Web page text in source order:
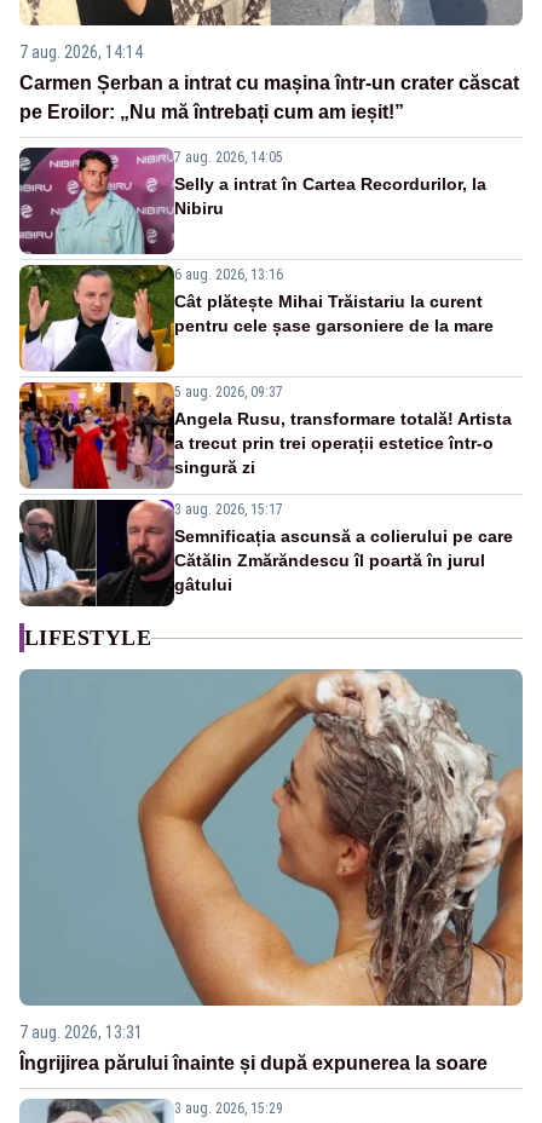
7 aug. 2026, 14:14
Carmen Șerban a intrat cu mașina într-un crater căscat
pe Eroilor: „Nu mă întrebați cum am ieșit!”
7 aug. 2026, 14:05
Selly a intrat în Cartea Recordurilor, la
Nibiru
6 aug. 2026, 13:16
Cât plătește Mihai Trăistariu la curent
pentru cele șase garsoniere de la mare
5 aug. 2026, 09:37
Angela Rusu, transformare totală! Artista
a trecut prin trei operații estetice într-o
singură zi
3 aug. 2026, 15:17
Semnificația ascunsă a colierului pe care
Cătălin Zmărăndescu îl poartă în jurul
gâtului
LIFESTYLE
7 aug. 2026, 13:31
Îngrijirea părului înainte și după expunerea la soare
3 aug. 2026, 15:29